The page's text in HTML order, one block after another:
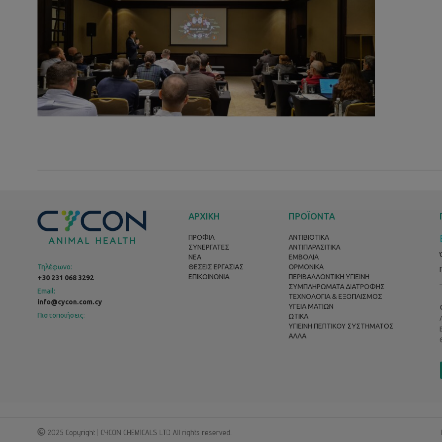
Τηλέφωνο:
+30 231 068 3292
Email:
info@cycon.com.cy
Πιστοποιήσεις:
ΑΡΧΙΚΗ
ΠΡΟΦΙΛ
ΣΥΝΕΡΓΑΤΕΣ
ΝΕΑ
ΘΕΣΕΙΣ ΕΡΓΑΣΙΑΣ
ΕΠΙΚΟΙΝΩΝΙΑ
ΠΡΟΪΟΝΤΑ
ΑΝΤΙΒΙΟΤΙΚΑ
ΑΝΤΙΠΑΡΑΣΙΤΙΚΑ
ΕΜΒΟΛΙΑ
ΟΡΜΟΝΙΚΑ
ΠΕΡΙΒΑΛΛΟΝΤΙΚΗ ΥΓΙΕΙΝΗ
ΣΥΜΠΛΗΡΩΜΑΤΑ ΔΙΑΤΡΟΦΗΣ
ΤΕΧΝΟΛΟΓΙΑ & ΕΞΟΠΛΙΣΜΟΣ
ΥΓΕΙΑ ΜΑΤΙΩΝ
ΩΤΙΚΑ
ΥΓΙΕΙΝΗ ΠΕΠΤΙΚΟΥ ΣΥΣΤΗΜΑΤΟΣ
ΑΛΛΑ
2025 Copyright | CYCON CHEMICALS LTD All rights reserved.